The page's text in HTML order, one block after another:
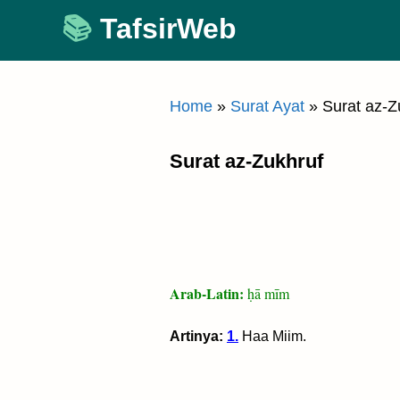
content
TafsirWeb
Home » Surat Ayat » Surat az-
Surat az-Zukhruf
Arab-Latin: ḥā mīm
Artinya: 1. Haa Miim.